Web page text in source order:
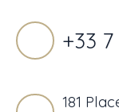
+33 7
181